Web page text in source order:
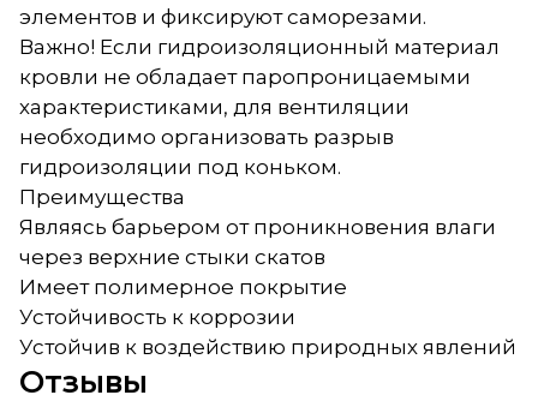
элементов и фиксируют саморезами.
Важно! Если гидроизоляционный материал
кровли не обладает паропроницаемыми
характеристиками, для вентиляции
необходимо организовать разрыв
гидроизоляции под коньком.
Преимущества
Являясь барьером от проникновения влаги
через верхние стыки скатов
Имеет полимерное покрытие
Устойчивость к коррозии
Устойчив к воздействию природных явлений
Отзывы